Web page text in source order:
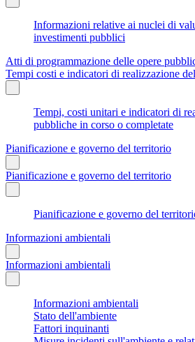
Informazioni relative ai nuclei di
investimenti pubblici
Atti di programmazione delle opere
Tempi costi e indicatori di realizzazione
Tempi, costi unitari e indicatori di
pubbliche in corso o completate
Pianificazione e governo del territorio
Pianificazione e governo del territorio
Pianificazione e governo del
Informazioni ambientali
Informazioni ambientali
Informazioni ambientali
Stato dell'ambiente
Fattori inquinanti